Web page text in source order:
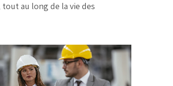
au long de la vie des